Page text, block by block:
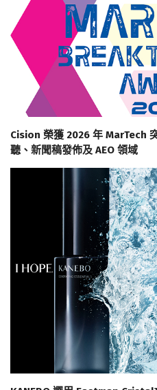
Cision 榮獲 2026 年 MarTech
聽、新聞稿發佈及 AEO 領域